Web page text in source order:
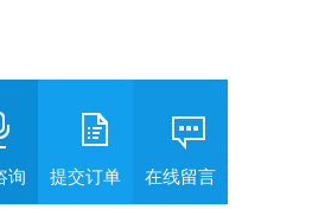
询 提交订单 在线留言